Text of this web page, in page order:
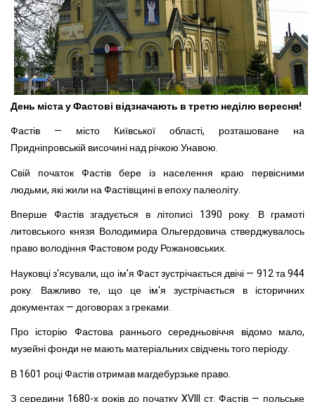
День міста у Фастові відзначають в третю неділю вересня!
Фастів — місто Київської області, розташоване на
Придніпровській височині над річкою Унавою.
Свій початок Фастів бере із населення краю первісними
людьми, які жили на Фастівщині в епоху палеоліту.
Вперше Фастів згадується в літописі 1390 року. В грамоті
литовського князя Володимира Ольгердовича стверджувалось
право володіння Фастовом роду Рожановських.
Науковці з'ясували, що ім'я Фаст зустрічається двічі — 912 та 944
року. Важливо те, що це ім'я зустрічається в історичних
документах — договорах з греками.
Про історію Фастова раннього середньовіччя відомо мало,
музейні фонди не мають матеріальних свідчень того періоду.
В 1601 році Фастів отримав магдебурзьке право.
З середини 1680-х років до початку XVIII ст. Фастів — польське